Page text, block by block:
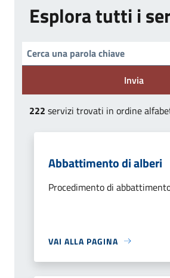
Esplora tutti i
Invia
222 servizi trovati in ordine
Abbattimento di alberi
Procedimento di
VAI ALLA PAGINA